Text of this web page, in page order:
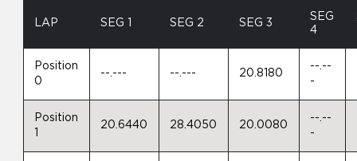
LAP SEG 1 SEG 2 SEG 3
SEG
4
Position
0
--.--- --.--- 20.8180
--.--
-
Position
20.6440 28.4050 20.0080
--.--
-